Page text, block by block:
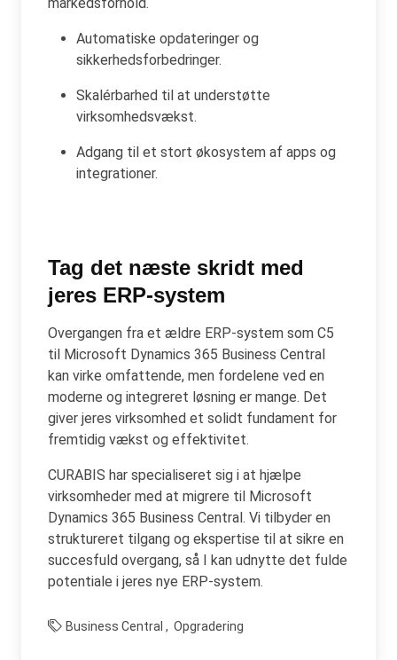
Automatiske opdateringer og
sikkerhedsforbedringer.
Skalérbarhed til at understøtte
virksomhedsvækst.
Adgang til et stort økosystem af apps og
integrationer.
Tag det næste skridt med
jeres ERP-system
Overgangen fra et ældre ERP-system som C5
til Microsoft Dynamics 365 Business Central
kan virke omfattende, men fordelene ved en
moderne og integreret løsning er mange. Det
giver jeres virksomhed et solidt fundament for
fremtidig vækst og effektivitet.
CURABIS har specialiseret sig i at hjælpe
virksomheder med at migrere til Microsoft
Dynamics 365 Business Central. Vi tilbyder en
struktureret tilgang og ekspertise til at sikre en
succesfuld overgang, så I kan udnytte det fulde
potentiale i jeres nye ERP-system.
Business Central Opgradering